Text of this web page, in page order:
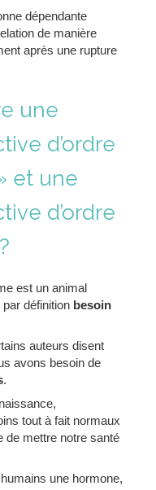
dépendante
de manière
après une rupture
une
d’ordre
et une
d’ordre
est un animal
définition besoin
auteurs disent
avons besoin de
.
tout à fait normaux
de mettre notre santé
une hormone,